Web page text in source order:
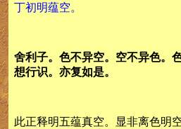
丁初明蕴空。
舍利子。色不异空。空不异色。
想行识。亦复如是。
此正释明五蕴真空。显非离色明